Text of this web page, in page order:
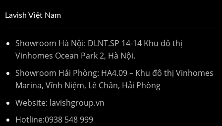
Lavish Việt Nam
Showroom Hà Nội: ĐLNT.SP 14-14 Khu đô thị
Vinhomes Ocean Park 2, Hà Nội.
Showroom Hải Phòng: HA4.09 – Khu đô thị Vinhomes
Marina, Vĩnh Niệm, Lê Chân, Hải Phòng
Website: lavishgroup.vn
Hotline:0938 548 999